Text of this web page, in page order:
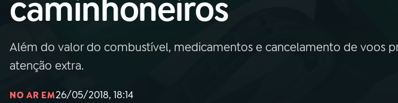
05PODCASTS
06 VIDEOCASTS
07ÚLTIMAS
caminhoneiros
Além do valor do combustível, medicamentos e cancelamento de voos
atenção extra.
NO AR EM26/05/2018, 18:14